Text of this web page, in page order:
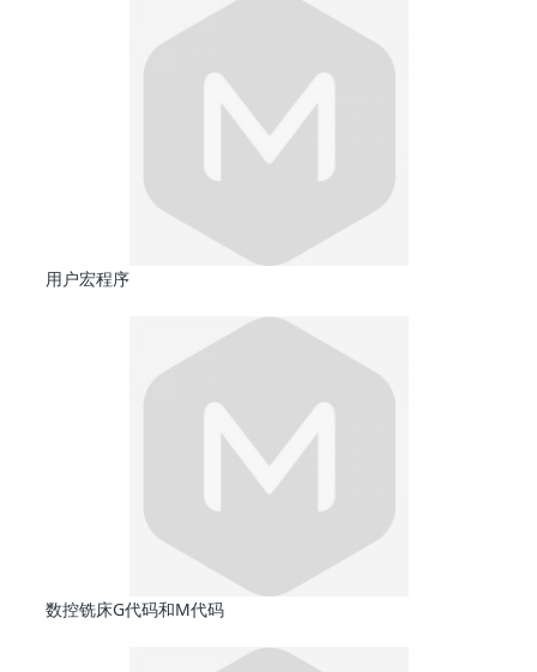
用户宏程序
数控铣床G代码和M代码